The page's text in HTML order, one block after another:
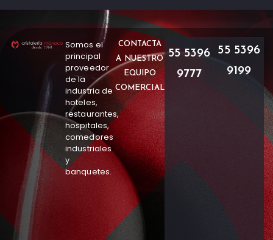
Somos el
principal
proveedor
de la
industria de
hoteles,
restaurantes,
hospitales,
comedores
industriales
y
banquetes.
CONTACTA
A NUESTRO
EQUIPO
COMERCIAL
55 5396
9777
55 5396
9199